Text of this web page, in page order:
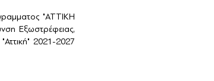
"ΑΤΤΙΚΗ
Εξωστρέφειας,
2021-2027